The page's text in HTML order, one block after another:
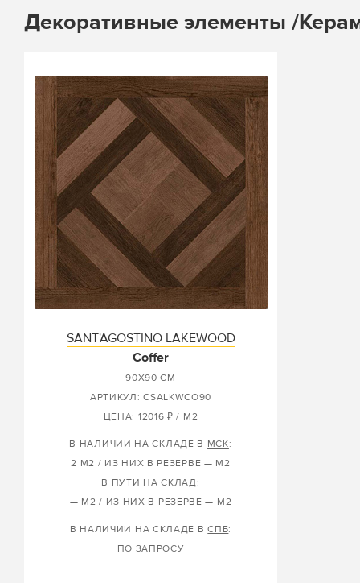
Декоративные элементы /
SANT'AGOSTINO LAKEWOOD
Coffer
90X90 СМ
АРТИКУЛ: CSALKWCO90
ЦЕНА: 12016 ₽ / М2
В НАЛИЧИИ НА СКЛАДЕ В МСК:
2 М2 / ИЗ НИХ В РЕЗЕРВЕ — М2
В ПУТИ НА СКЛАД:
— М2 / ИЗ НИХ В РЕЗЕРВЕ — М2
В НАЛИЧИИ НА СКЛАДЕ ВСПБ:
ПО ЗАПРОСУ